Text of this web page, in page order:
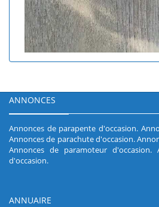
ANNONCES
Annonces de parapente d'occasion.
Annonces de parachute d'occasion.
Annonces de paramoteur d'occasion.
d'occasion.
ANNUAIRE